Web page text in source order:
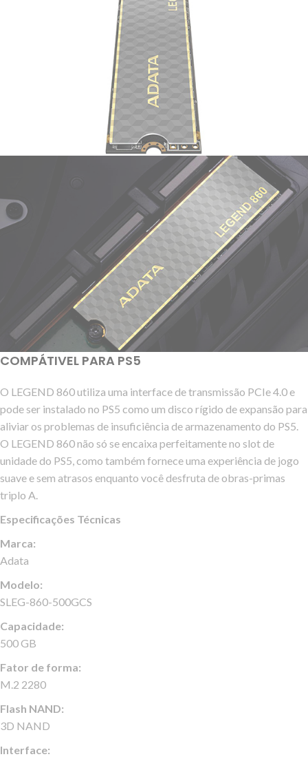
COMPÁTIVEL PARA PS5
O LEGEND 860 utiliza uma interface de transmissão PCIe 4.0 e
pode ser instalado no PS5 como um disco rígido de expansão para
aliviar os problemas de insuficiência de armazenamento do PS5.
O LEGEND 860 não só se encaixa perfeitamente no slot de
unidade do PS5, como também fornece uma experiência de jogo
suave e sem atrasos enquanto você desfruta de obras-primas
triplo A.
Especificações Técnicas
Marca:
Adata
Modelo:
SLEG-860-500GCS
Capacidade:
500 GB
Fator de forma:
M.2 2280
Flash NAND:
3D NAND
Interface: